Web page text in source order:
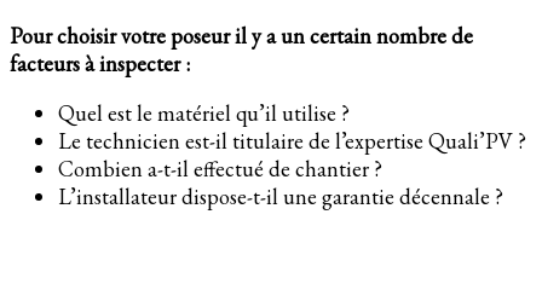
Pour choisir votre poseur il y a un certain nombre de
facteurs à inspecter :
Quel est le matériel qu’il utilise ?
Le technicien est-il titulaire de l’expertise Quali’PV ?
Combien a-t-il effectué de chantier ?
L’installateur dispose-t-il une garantie décennale ?